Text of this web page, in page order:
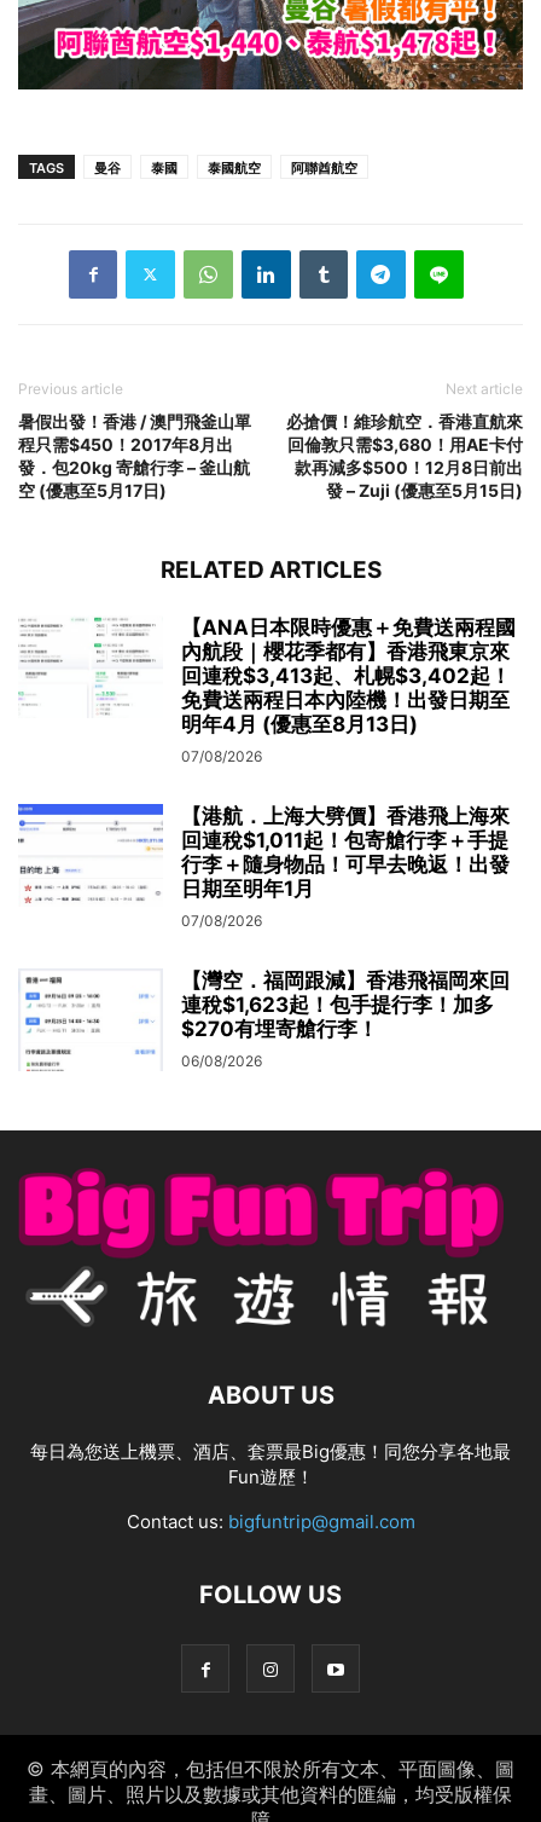
TAGS 曼谷 泰國 泰國航空 阿聯酋航空
Previous article
暑假出發！香港 / 澳門飛釜山單
程只需$450！2017年8月出
發．包20kg 寄艙行李 – 釜山航
空 (優惠至5月17日)
Next article
必搶價！維珍航空．香港直航來
回倫敦只需$3,680！用AE卡付
款再減多$500！12月8日前出
發 – Zuji (優惠至5月15日)
RELATED ARTICLES
【ANA日本限時優惠＋免費送兩程國
內航段｜櫻花季都有】香港飛東京來
回連稅$3,413起、札幌$3,402起！
免費送兩程日本內陸機！出發日期至
明年4月 (優惠至8月13日)
07/08/2026
【港航．上海大劈價】香港飛上海來
回連稅$1,011起！包寄艙行李＋手提
行李＋隨身物品！可早去晚返！出發
日期至明年1月
07/08/2026
【灣空．福岡跟減】香港飛福岡來回
連稅$1,623起！包手提行李！加多
$270有埋寄艙行李！
06/08/2026
ABOUT US
每日為您送上機票、酒店、套票最Big優惠！同您分享各地最
Fun遊歷！
Contact us: bigfuntrip@gmail.com
FOLLOW US
© 本網頁的內容，包括但不限於所有文本、平面圖像、圖
畫、圖片、照片以及數據或其他資料的匯編，均受版權保